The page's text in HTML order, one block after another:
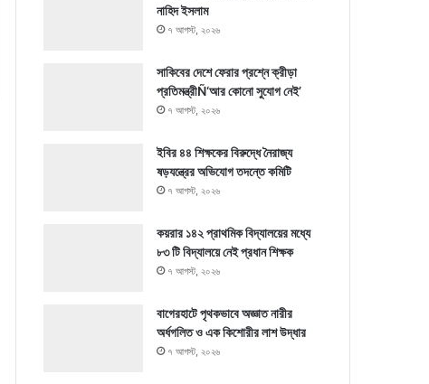
নাহিদ ইসলাম
৭ আগস্ট, ২০২৬
সাকিবের দেশে ফেরার প্রশ্নে ক্রীড়া
প্রতিমন্ত্রীÑ‘আর কোনো সুযোগ নেই’
৭ আগস্ট, ২০২৬
ইবির ৪৪ শিক্ষকের বিরুদ্ধে নৈরাজ্য
ষড়যন্ত্রের অভিযোগ তদন্তে কমিটি
৭ আগস্ট, ২০২৬
কয়রার ১৪২ প্রাথমিক বিদ্যালয়ের মধ্যে
৮৩ টি বিদ্যালয়ে নেই প্রধান শিক্ষক
৭ আগস্ট, ২০২৬
বাগেরহাটে পৃথকভাবে অজ্ঞাত নারীর
অর্ধগলিত ও এক কিশোরীর লাশ উদ্ধার
৭ আগস্ট, ২০২৬